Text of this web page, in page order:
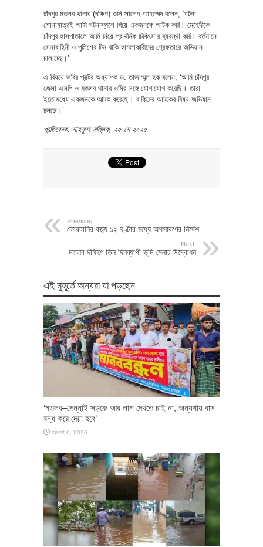
চাঁদপুর মতলব থানার (দক্ষিণ) ওসি সালেহ আহম্মেদ বলেন, ‘ঘটনা
শোনামাত্রই আমি ঘটনাস্থলে গিয়ে একজনকে আটক করি। মেহেদীকে
চাঁদপুর হাসপাতালে আমি নিয়ে প্রাথমিক চিকিৎসার ব্যবস্থা করি। বর্তমানে
সেনাবাহিনী ও পুলিশের টিম বাকি হামলাকারীদের গ্রেফতারে অভিযান
চালাচ্ছে।’
এ বিষয়ে জবির প্রক্টর অধ্যাপক ড. তাজাম্মুল হক বলেন, ‘আমি চাঁদপুর
জেলা এসপি ও মতলব থানার ওসির সঙ্গে যোগাযোগ করেছি। তারা
ইতোমধ্যে একজনকে আটক করেছে। বাকিদের আটকের বিষয় অভিযান
চলছে।’
প্রতিবেদক: মাহফুজ মল্লিক, ২৫ মে ২০২৫
Previous:
কোরবানির বর্জ্য ১২ ঘণ্টার মধ্যে অপসারণের নির্দেশ
Next:
মতলব দক্ষিণে তিন দিনব্যাপী ভূমি মেলার উদ্বোধন
এই মুহূর্তে অন্যরা যা পড়ছেন
‘মতলব–পেন্নাই সড়কে আর লাশ দেখতে চাই না, অন্যথায় বাস
বন্ধ করে দেয়া হবে’
আগস্ট 6, 2026